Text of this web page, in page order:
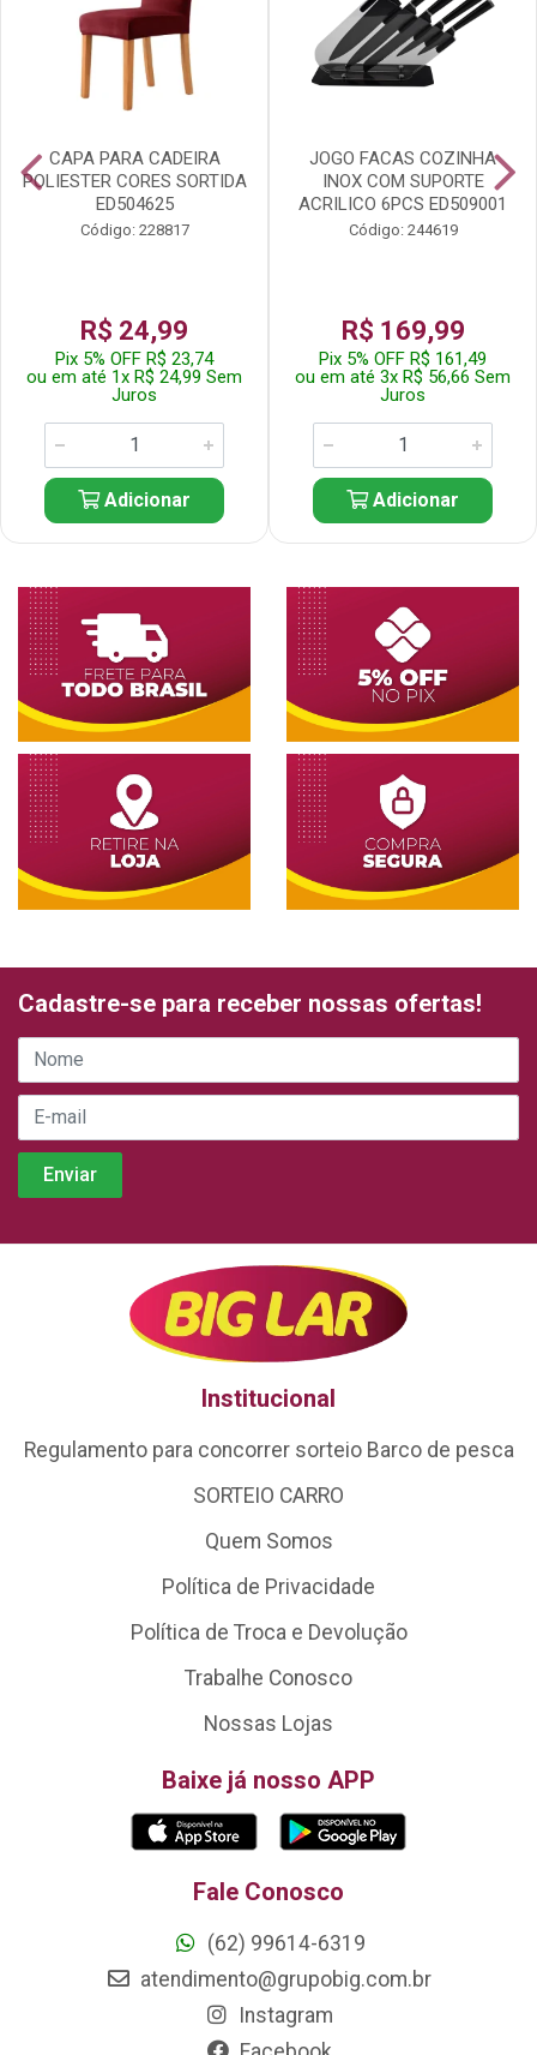
CAPA PARA CADEIRA
POLIESTER CORES SORTIDA
ED504625
Código: 228817
R$ 24,99
Pix 5% OFF R$ 23,74
ou em até 1x R$ 24,99 Sem
Juros
Adicionar
JOGO FACAS COZINHA
INOX COM SUPORTE
ACRILICO 6PCS ED509001
Código: 244619
R$ 169,99
Pix 5% OFF R$ 161,49
ou em até 3x R$ 56,66 Sem
Juros
Adicionar
Cadastre-se para receber nossas ofertas!
Institucional
Regulamento para concorrer sorteio Barco de pesca
SORTEIO CARRO
Quem Somos
Política de Privacidade
Política de Troca e Devolução
Trabalhe Conosco
Nossas Lojas
Baixe já nosso APP
Fale Conosco
(62) 99614-6319
atendimento@grupobig.com.br
Instagram